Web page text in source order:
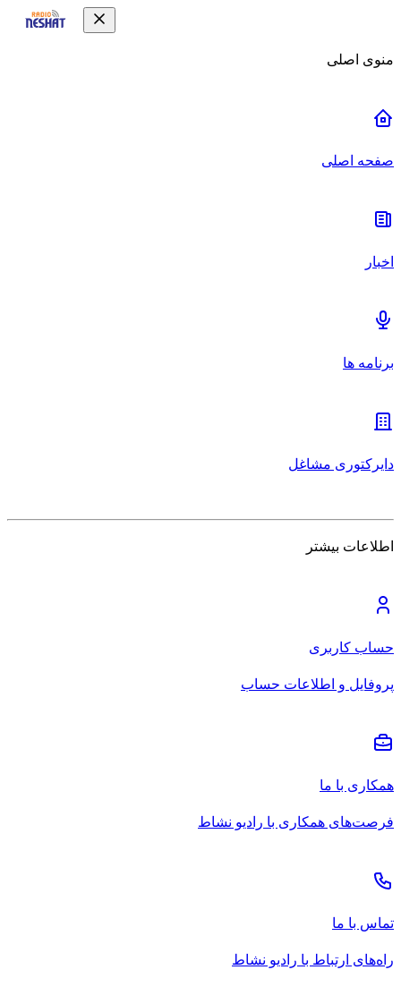
منوی اصلی
صفحه اصلی
اخبار
برنامه ها
دایرکتوری مشاغل
اطلاعات بیشتر
حساب کاربری
پروفایل و اطلاعات حساب
همکاری با ما
فرصت‌های همکاری با رادیو نشاط
تماس با ما
راه‌های ارتباط با رادیو نشاط